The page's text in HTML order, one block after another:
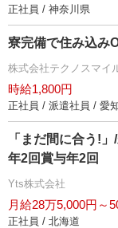
正社員 / 神奈川県
寮完備で住み込み
株式会社テクノスマイ
時給1,800円
正社員 / 派遣社員 / 愛
「まだ間に合う!
年2回賞与年2回
Yts株式会社
月給28万5,000円～
正社員 / 北海道